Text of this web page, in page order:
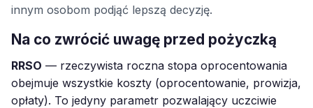
innym osobom podjąć lepszą decyzję.
Na co zwrócić uwagę przed pożyczką
RRSO — rzeczywista roczna stopa oprocentowania
obejmuje wszystkie koszty (oprocentowanie, prowizja,
opłaty). To jedyny parametr pozwalający uczciwie